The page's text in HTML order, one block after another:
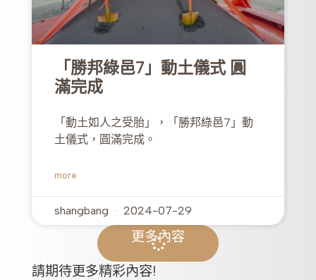
「勝邦綠邑7」動土儀式 圓
滿完成
「動土如人之受胎」，「勝邦綠邑7」動
土儀式，圓滿完成。
more
shangbang 2024-07-29
更多內容
請期待更多精彩內容!